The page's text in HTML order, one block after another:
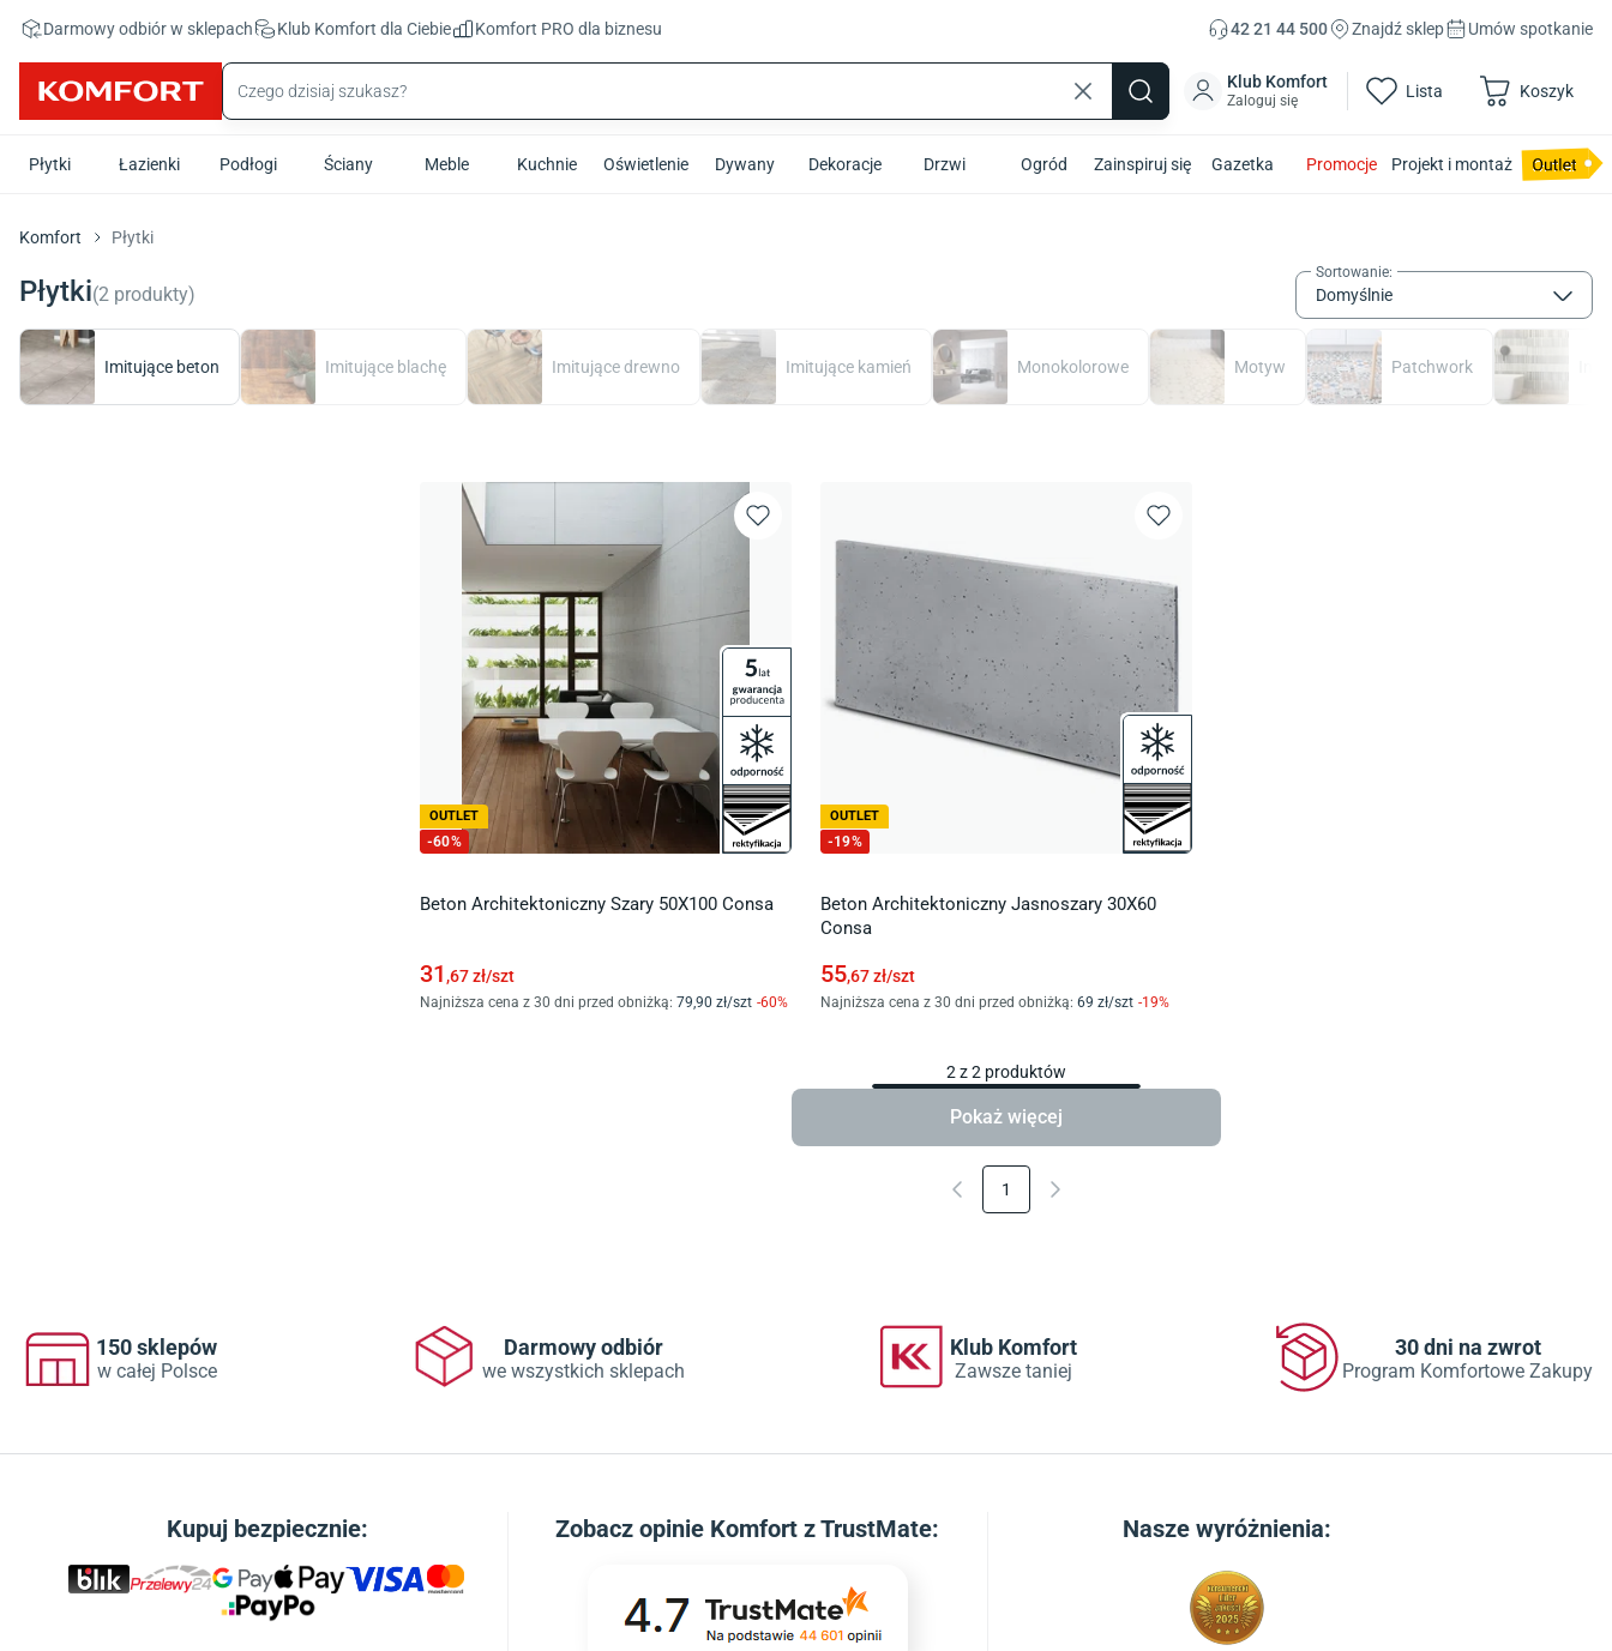
Darmowy odbiór w sklepach Klub Komfort dla Ciebie Komfort PRO dla biznesu 42 21 44 500 Znajdź sklep Umów spotkanie
Klub Komfort
Zaloguj się Lista Koszyk
Płytki Łazienki Podłogi Ściany Meble Kuchnie Oświetlenie Dywany Dekoracje Drzwi Ogród Zainspiruj się Gazetka Promocje Projekt i montaż
Komfort Płytki
Płytki(2 produkty)
Sortowanie:
Domyślnie
Imitujące beton Imitujące blachę Imitujące drewno Imitujące kamień Monokolorowe Motyw Patchwork
OUTLET
-60%
Beton Architektoniczny Szary 50X100 Consa
31 ,67zł/szt
Najniższa cena z 30 dni przed obniżką: 79,90 zł/szt -60%
OUTLET
-19%
Beton Architektoniczny Jasnoszary 30X60
Consa
55,67zł/szt
Najniższa cena z 30 dni przed obniżką: 69 zł/szt -19%
2 z2 produktów
Pokaż więcej
1
150 sklepów
w całej Polsce
Darmowy odbiór
we wszystkich sklepach
Klub Komfort
Zawsze taniej
30 dni na zwrot
Program Komfortowe Zakupy
Kupuj bezpiecznie: Zobacz opinie Komfort z TrustMate: Nasze wyróżnienia: